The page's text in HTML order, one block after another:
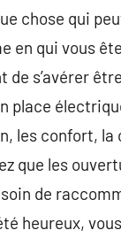
chose qui
en qui vous
s’avérer
place
les confort,
que les
de
heureux,